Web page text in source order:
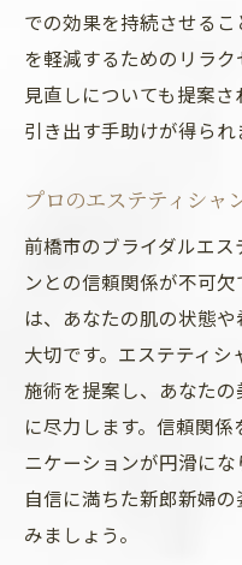
での効果を持続させる
を軽減するためのリラ
見直しについても提案
引き出す手助けが得られ
プロのエステティシャ
前橋市のブライダルエ
ンとの信頼関係が不可
は、あなたの肌の状態
大切です。エステティ
施術を提案し、あなた
に尽力します。信頼関
ニケーションが円滑にな
自信に満ちた新郎新婦
みましょう。